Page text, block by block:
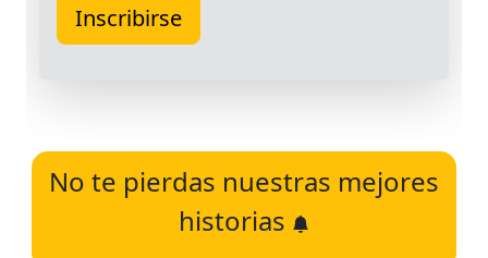
No te pierdas nuestras mejores
historias